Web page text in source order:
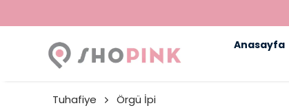
Anasayfa
Tuhafiye Örgü İpi